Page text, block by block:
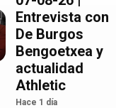
Entrevista con
De Burgos
Bengoetxea y
actualidad
Athletic
Hace 1 día